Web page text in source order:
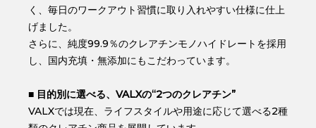
く、毎日のワークアウト習慣に取り入れやすい仕様に仕上
げました。
さらに、純度99.9％のクレアチンモノハイドレートを採用
し、国内充填・無添加にもこだわっています。
■ 目的別に選べる、VALXの“2つのクレアチン”
VALXでは現在、ライフスタイルや用途に応じて選べる2種